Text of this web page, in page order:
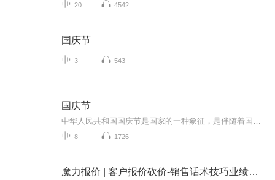
20 4542
国庆节
3 543
国庆节
8 1726
魔力报价 | 客户报价砍价-销售话术技巧业绩提升课